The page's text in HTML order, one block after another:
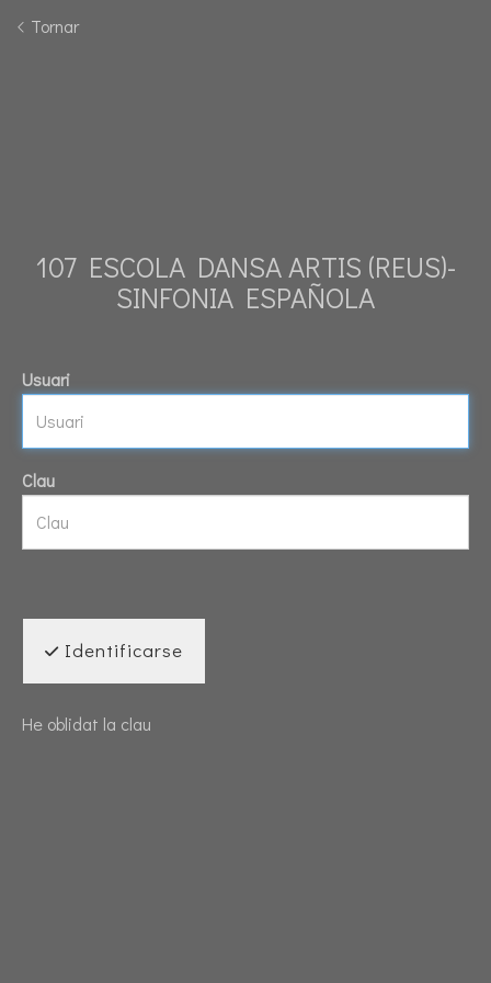
Tornar
107 ESCOLA DANSA ARTIS (REUS)-
SINFONIA ESPAÑOLA
Usuari
Clau
Identificarse
He oblidat la clau